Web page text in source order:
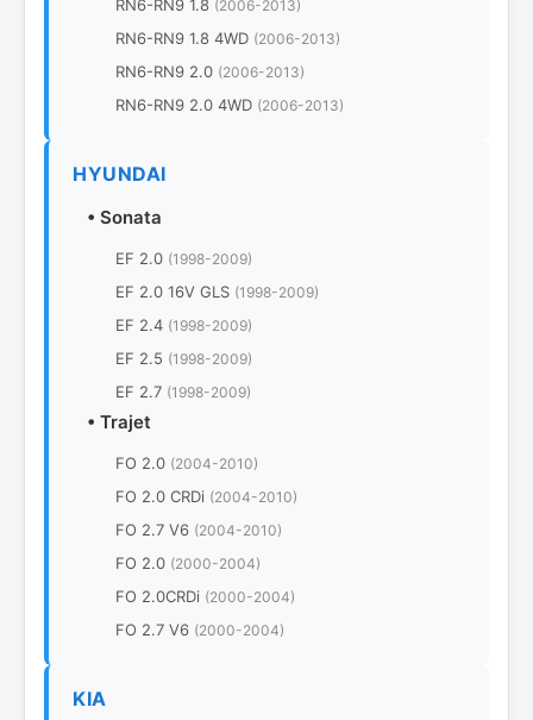
RN6-RN9 1.8 (2006-2013)
RN6-RN9 1.8 4WD (2006-2013)
RN6-RN9 2.0 (2006-2013)
RN6-RN9 2.0 4WD (2006-2013)
HYUNDAI
• Sonata
EF 2.0 (1998-2009)
EF 2.0 16V GLS (1998-2009)
EF 2.4 (1998-2009)
EF 2.5 (1998-2009)
EF 2.7 (1998-2009)
• Trajet
FO 2.0 (2004-2010)
FO 2.0 CRDi (2004-2010)
FO 2.7 V6 (2004-2010)
FO 2.0 (2000-2004)
FO 2.0CRDi (2000-2004)
FO 2.7 V6 (2000-2004)
KIA